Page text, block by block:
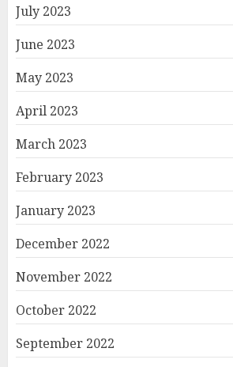
July 2023
June 2023
May 2023
April 2023
March 2023
February 2023
January 2023
December 2022
November 2022
October 2022
September 2022